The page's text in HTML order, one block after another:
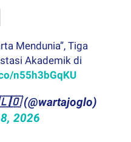
Mendunia”, Tiga
Akademik di
n55h3bGqKU
2026